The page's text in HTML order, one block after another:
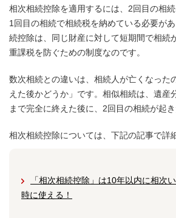
相次相続控除を適用するには、2回目の相続
1回目の相続で相続税を納めている必要が
続控除は、同じ財産に対して短期間で相続
重課税を防ぐための制度なのです。
数次相続との違いは、相続人が亡くなった
えた後かどうか」です。相似相続は、遺産
まで完全に終えた後に、2回目の相続が起
相次相続控除については、下記の記事で詳
「相次相続控除」は10年以内に相次
時に使える！